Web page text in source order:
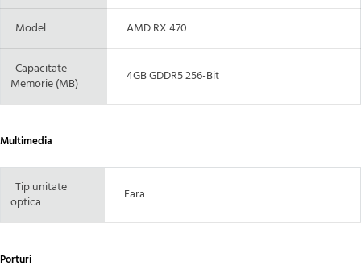
Model AMD RX 470
Capacitate
Memorie (MB)
4GB GDDR5 256-Bit
Multimedia
Tip unitate
optica
Fara
Porturi